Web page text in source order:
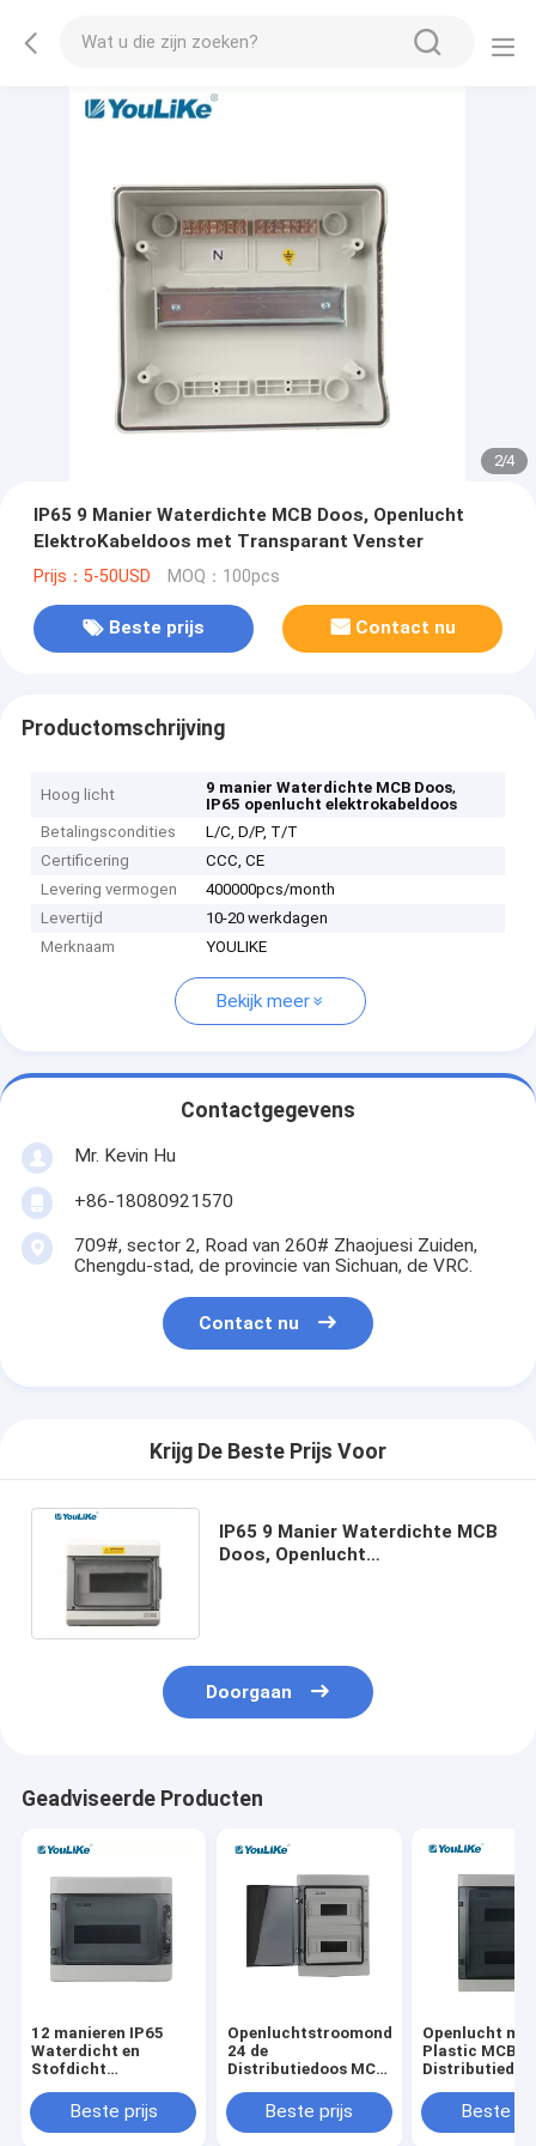
2/4
IP65 9 Manier Waterdichte MCB Doos, Openlucht
ElektroKabeldoos met Transparant Venster
Prijs：5-50USD MOQ：100pcs
Beste prijs Contact nu
Productomschrijving
Hoog licht 9 manier Waterdichte MCB Doos,
IP65 openlucht elektrokabeldoos
Betalingscondities
L/C, D/P, T/T
Certificering
CCC, CE
Levering vermogen
400000pcs/month
Levertijd
10-20 werkdagen
Merknaam
YOULIKE
Bekijk meer
Contactgegevens
Mr. Kevin Hu
+86-18080921570
709#, sector 2, Road van 260# Zhaojuesi Zuiden,
Chengdu-stad, de provincie van Sichuan, de VRC.
Contact nu
Krijg De Beste Prijs Voor
IP65 9 Manier Waterdichte MCB
Doos, Openlucht
Doorgaan
Geadviseerde Producten
12 manieren IP65
Waterdicht en
Stofdicht
BOX ABS PC
Materiaal:
Beste prijs
Openluchtstroomonderbreker
24 de
Distributiedoos MCB
Elektro Waterdichte
Macht
Beste prijs
Openlucht
Plastic MCB
ManierBeste